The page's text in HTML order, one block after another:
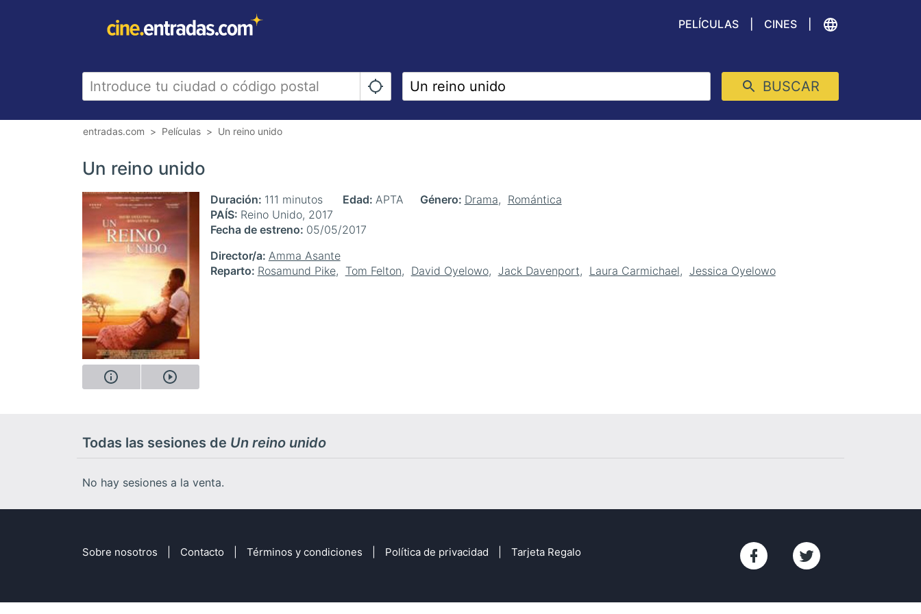
PELÍCULAS CINES
BUSCAR
entradas.com Películas Un reino unido
Un reino unido
Duración 111 minutos Edad APTA Género Drama
Romántica
PAÍS Reino Unido, 2017
Fecha de estreno 05/05/2017
Director/a Amma Asante
Reparto Rosamund Pike Tom Felton David Oyelowo Jack Davenport Laura Carmichael Jessica Oyelowo
Todas las sesiones de Un reino unido
No hay sesiones a la venta.
Sobre nosotros Contacto Términos y condiciones Política de privacidad Tarjeta Regalo